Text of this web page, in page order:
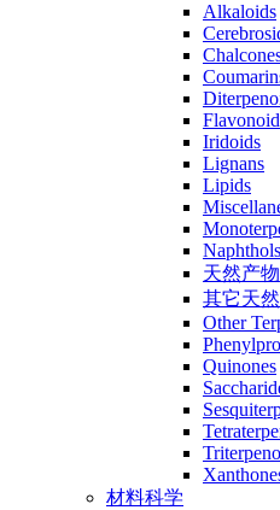
Alkaloids
Iridoids
Lignans
Lipids
Naphthols
天然产物
其它天
Other
Quinones
材料科学